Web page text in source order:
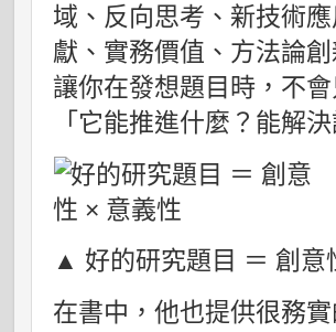
域、反向思考、新技術
獻、實務價值、方法論
讓你在發想題目時，不
「它能推進什麼？能解
▲ 好的研究題目 ＝ 創意
在書中，他也提供很務